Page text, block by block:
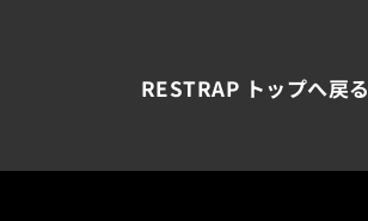
RESTRAP トップへ戻る